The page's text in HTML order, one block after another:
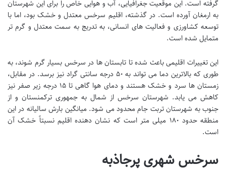
گرفته است. این موقعیت جغرافیایی، آب و هوایی خاص را برای این شهرستان
به ارمغان آورده است. در گذشته، اقلیم سرخس معتدل و خشک بود، اما با
توسعه کشاورزی و فعالیت های انسانی، به تدریج به سمت معتدل و گرم تر
متمایل شده است.
این تغییرات اقلیمی باعث شده تا تابستان ها در سرخس بسیار گرم شوند، به
طوری که بالاترین دما می تواند به ۵۰ درجه سانتی گراد نیز برسد. در مقابل،
زمستان ها سرد و خشک هستند و دمای هوا گاهی تا ۱۵ درجه زیر صفر نیز
کاهش می یابد. شهرستان سرخس از شمال به جمهوری ترکمنستان و از
جنوب به شهرستان تربت جام محدود می شود. میانگین بارش سالیانه در این
منطقه حدود ۱۸۰ میلی متر است که نشان دهنده اقلیم نسبتاً خشک آن
است.
سرخس شهری پرجاذبه